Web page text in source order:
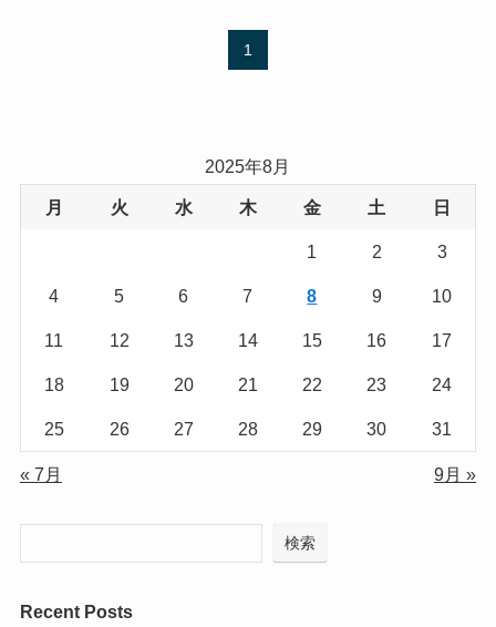
1
2025年8月
月 火 水 木 金 土 日
1 2 3
4 5 6 7 8 9 10
11 12 13 14 15 16 17
18 19 20 21 22 23 24
25 26 27 28 29 30 31
« 7月 9月 »
検索
Recent Posts